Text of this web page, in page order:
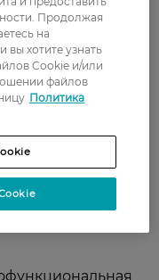
Продолжая
на
вы хотите узнать
Cookie и/или
файлов
Политика